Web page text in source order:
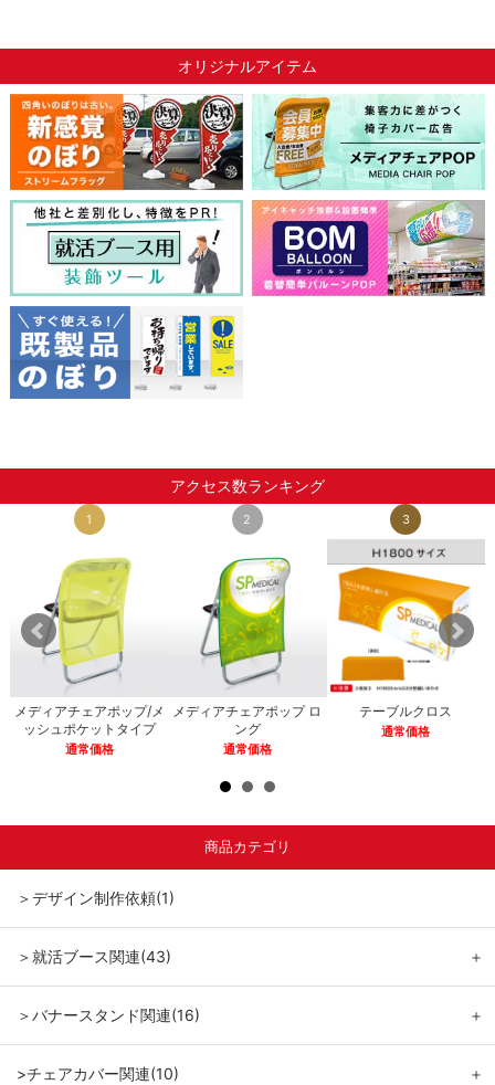
オリジナルアイテム
アクセス数ランキング
1
メディアチェアポップ/メ
ッシュポケットタイプ
通常価格
2
メディアチェアポップ ロ
ング
通常価格
3
テーブルクロス
通常価格
商品カテゴリ
＞デザイン制作依頼(1)
＞就活ブース関連(43) ＋
＞バナースタンド関連(16) ＋
>チェアカバー関連(10) ＋